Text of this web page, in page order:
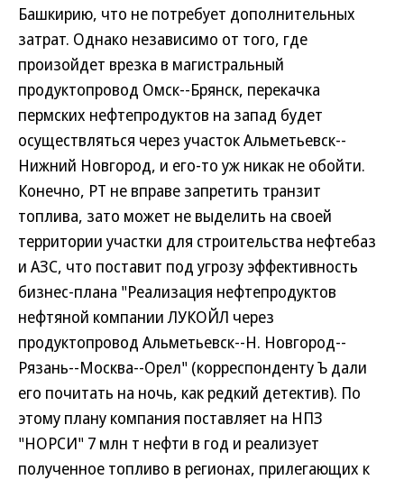
Башкирию, что не потребует дополнительных
затрат. Однако независимо от того, где
произойдет врезка в магистральный
продуктопровод Омск--Брянск, перекачка
пермских нефтепродуктов на запад будет
осуществляться через участок Альметьевск--
Нижний Новгород, и его-то уж никак не обойти.
Конечно, РТ не вправе запретить транзит
топлива, зато может не выделить на своей
территории участки для строительства нефтебаз
и АЗС, что поставит под угрозу эффективность
бизнес-плана "Реализация нефтепродуктов
нефтяной компании ЛУКОЙЛ через
продуктопровод Альметьевск--Н. Новгород--
Рязань--Москва--Орел" (корреспонденту Ъ дали
его почитать на ночь, как редкий детектив). По
этому плану компания поставляет на НПЗ
"НОРСИ" 7 млн т нефти в год и реализует
полученное топливо в регионах, прилегающих к